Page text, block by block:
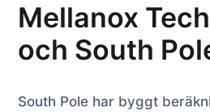
Mellanox
och South
South Pole har byggt